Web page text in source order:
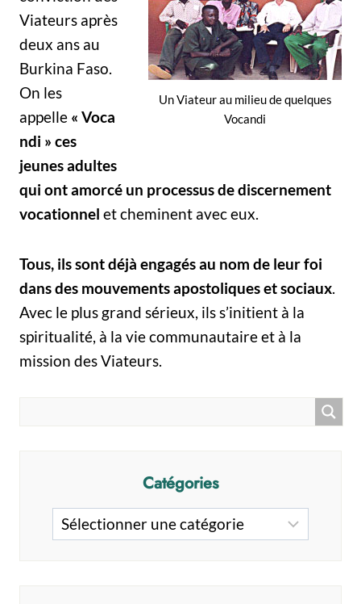
Un Viateur au milieu de quelques
Vocandi
Viateurs après
deux ans au
Burkina Faso.
On les
appelle « Voca
ndi » ces
jeunes adultes
qui ont amorcé un processus de discernement
vocationnel et cheminent avec eux.
Tous, ils sont déjà engagés au nom de leur foi
dans des mouvements apostoliques et sociaux.
Avec le plus grand sérieux, ils s’initient à la
spiritualité, à la vie communautaire et à la
mission des Viateurs.
Catégories
Catégories